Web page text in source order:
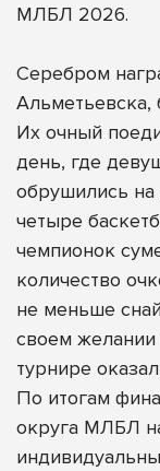
МЛБЛ 2026.
Серебром
Альметьевска,
Их очный
день, где
обрушились
четыре
чемпионок
количество
не меньше
своем желании
турнире
По итогам
округа МЛБЛ